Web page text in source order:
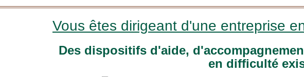
Vous êtes dirigeant d'une entreprise
Des dispositifs d'aide,
en difficulté